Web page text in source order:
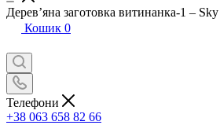
Дерев’яна заготовка витинанка-1 –
Кошик 0
Телефони
+38 063 658 82 66